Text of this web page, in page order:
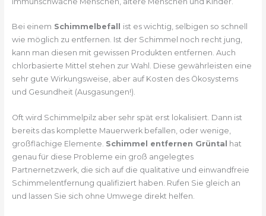
Bei einem Schimmelbefall ist es wichtig, selbigen so schnell
wie möglich zu entfernen. Ist der Schimmel noch recht jung,
kann man diesen mit gewissen Produkten entfernen. Auch
chlorbasierte Mittel stehen zur Wahl. Diese gewährleisten eine
sehr gute Wirkungsweise, aber auf Kosten des Ökosystems
und Gesundheit (Ausgasungen!).
Oft wird Schimmelpilz aber sehr spät erst lokalisiert. Dann ist
bereits das komplette Mauerwerk befallen, oder wenige,
großflächige Elemente. Schimmel entfernen Grüntal hat
genau für diese Probleme ein groß angelegtes
Partnernetzwerk, die sich auf die qualitative und einwandfreie
Schimmelentfernung qualifiziert haben. Rufen Sie gleich an
und lassen Sie sich ohne Umwege direkt helfen.